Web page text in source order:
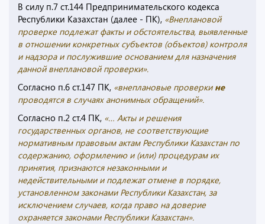
В силу п.7 ст.144 Предпринимательского кодекса
Республики Казахстан (далее - ПК), «Внеплановой
проверке подлежат факты и обстоятельства, выявленные
в отношении конкретных субъектов (объектов) контроля
и надзора и послужившие основанием для назначения
данной внеплановой проверки».
Согласно п.6 ст.147 ПК, «внеплановые проверки не
проводятся в случаях анонимных обращений».
Согласно п.2 ст.4 ПК, «… Акты и решения
государственных органов, не соответствующие
нормативным правовым актам Республики Казахстан по
содержанию, оформлению и (или) процедурам их
принятия, признаются незаконными и
недействительными и подлежат отмене в порядке,
установленном законами Республики Казахстан, за
исключением случаев, когда право на доверие
охраняется законами Республики Казахстан».